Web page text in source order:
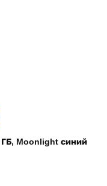
ГБ, Moonlight синий